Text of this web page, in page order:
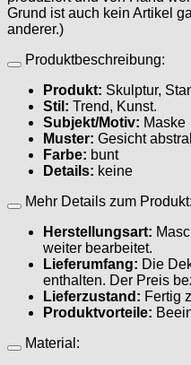
Grund ist auch kein Artikel
anderer.)
Produktbeschreibung:
Produkt: Skulptur,
Stil: Trend, Kunst.
Subjekt/Motiv: Maske
Muster: Gesicht
Farbe: bunt
Details: keine
Mehr Details zum Produkt:
Herstellungsart:
weiter bearbeitet.
Lieferumfang: Die
enthalten. Der Preis
Lieferzustand: Fertig
Produktvorteile:
Material: